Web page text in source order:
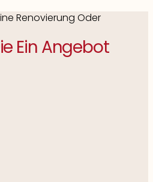
Renovierung Oder
Ein Angebot